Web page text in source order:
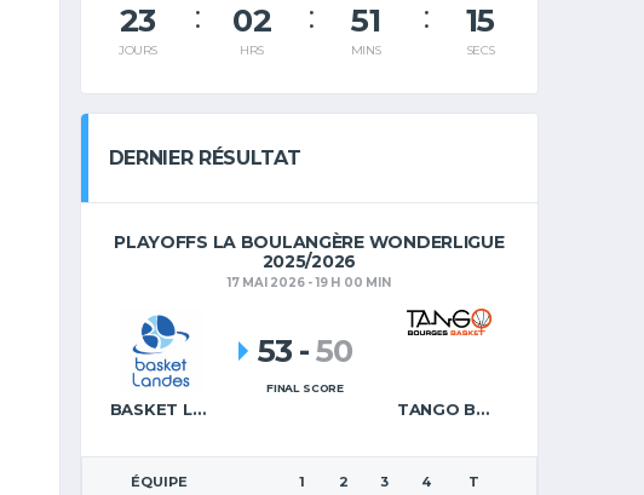
23
JOURS
02
HRS
51
MINS
14
SECS
DERNIER RÉSULTAT
PLAYOFFS LA BOULANGÈRE WONDERLIGUE
2025/2026
17 MAI 2026 - 19 H 00 MIN
BASKET LANDES TANGO BOURGES BASKET
53 -50
FINAL SCORE
ÉQUIPE 1 2 3 4 T